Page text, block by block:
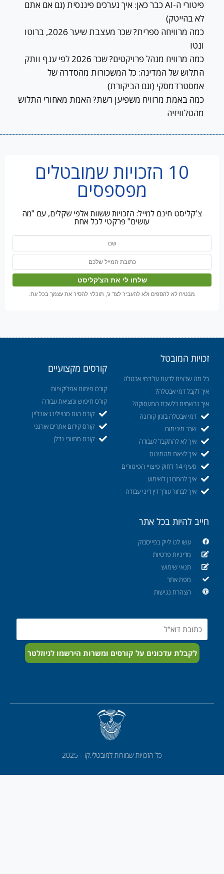
פיטורי ה-AI כבר כאן: איך נערכים פיננסית (גם אם אתם
לא בהייטק)
כמה מרוויחה ספרית? שכר מעצבת שיער 2026, ברוטו
ונטו
כמה מרוויח מנהל פרויקטים? שכר 2026 לפי ענף וותק
התלוש של המדינה: כל המשכורות מהסדרה של
אמסטרדמסקי (וגם הביקורת)
כמה באמת מרוויח משפיען רשת? האמת מאחורי התלוש
מהטלוויזיה
10 הזכויות שמובטלים
מפספסים
צ'קליסט חינם למייל: הזכויות ששוות אלפי שקלים, עם "מה
עושים" פרקטי לכל אחת
מבטיח לא להספים ולא להעביר לצד ג', תוכל/י להסיר את עצמך בכל עת.
זכויות המובטל
כל מה שרצית לדעת על דמי אבטלה
איך לקבל דמי אבטלה?
איך נרשמים בלשכת התעסוקה?
דמי אבטלה בזמן קורונה
שכר מינימום
איך לא להתקבל לעבודה
איך לצאת מהמינוס
סעיף 14 לחוק פיצויי הפיטורים
איך להתכונן לשימוע
איך לבחור עורך דין דיני עבודה
קורסים מקצועיים
קורס פיתוח אפליקציות
קורס חיפוש ומציאת עבודה
קורס הום סטיילינג אונליין
קורס קידום אתרים אורגני
קורס מתווכי נדלן
חייב להיות בכל אתר
עשו לנו לייק בפייסבוק
מדיניות פרטיות
תנאי שימוש
מפת אתר
הצהרת נגישות
Email
לקבלת עדכונים על קורסים ומשרות הירשמו לניוזלטר
כל הזכויות שמורות למובטלי.קו - 2025